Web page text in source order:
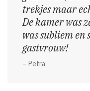
trekjes maar
De kamer was
was subliem
gastvrouw!
– Petra